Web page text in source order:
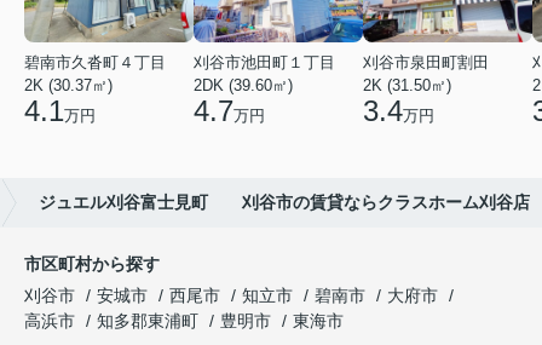
碧南市久沓町４丁目
2K (30.37㎡)
4.1万円
刈谷市池田町１丁目
2DK (39.60㎡)
4.7万円
刈谷市泉田町割田
2K (31.50㎡)
3.4万円
ジュエル刈谷富士見町 刈谷市の賃貸ならクラスホーム刈谷店
市区町村から探す
刈谷市
安城市 西尾市 知立市 碧南市
大府市
高浜市
知多郡東浦町 豊明市
東海市